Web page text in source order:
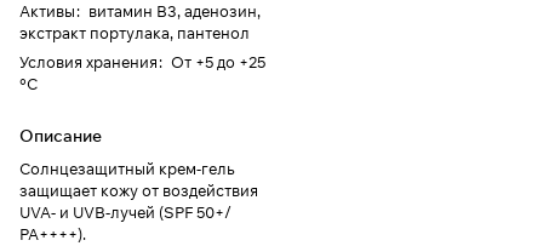
Активы: витамин В3, аденозин,
экстракт портулака, пантенол
Условия хранения: От +5 до +25
°C
Описание
Солнцезащитный крем-гель
защищает кожу от воздействия
UVA- и UVB-лучей (SPF 50+/
РА++++).